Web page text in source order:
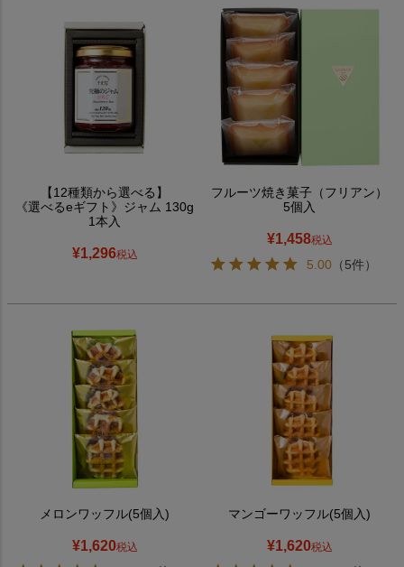
【12種類から選べる】
《選べるeギフト》ジャム 130g
1本入
¥1,296税込
フルーツ焼き菓子（フリアン）
5個入
¥1,458税込
5.00 （5件）
メロンワッフル(5個入)
¥1,620税込
マンゴーワッフル(5個入)
¥1,620税込